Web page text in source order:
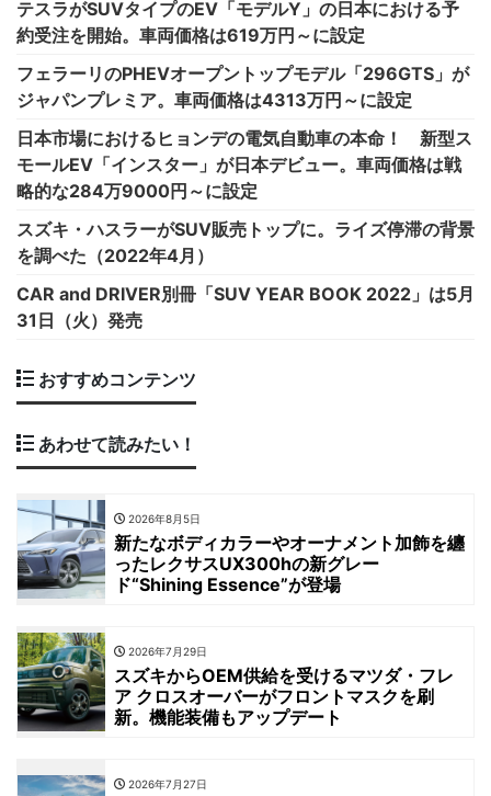
テスラがSUVタイプのEV「モデルY」の日本における予
約受注を開始。車両価格は619万円～に設定
フェラーリのPHEVオープントップモデル「296GTS」が
ジャパンプレミア。車両価格は4313万円～に設定
日本市場におけるヒョンデの電気自動車の本命！ 新型ス
モールEV「インスター」が日本デビュー。車両価格は戦
略的な284万9000円～に設定
スズキ・ハスラーがSUV販売トップに。ライズ停滞の背景
を調べた（2022年4月）
CAR and DRIVER別冊「SUV YEAR BOOK 2022」は5月
31日（火）発売
おすすめコンテンツ
あわせて読みたい！
2026年8月5日
新たなボディカラーやオーナメント加飾を纏
ったレクサスUX300hの新グレー
ド“Shining Essence”が登場
2026年7月29日
スズキからOEM供給を受けるマツダ・フレ
ア クロスオーバーがフロントマスクを刷
新。機能装備もアップデート
2026年7月27日